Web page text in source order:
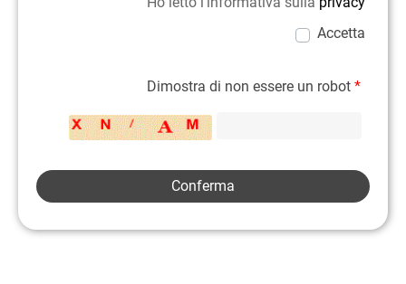
Accetta
Dimostra di non essere un robot *